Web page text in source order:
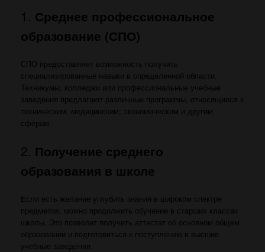
1. Среднее профессиональное
образование (СПО)
СПО предоставляет возможность получить
специализированные навыки в определенной области.
Техникумы, колледжи или профессиональные учебные
заведения предлагают различные программы, относящиеся к
техническим, медицинским, экономическим и другим
сферам.
2. Получение среднего
образования в школе
Если есть желание углубить знания в широком спектре
предметов, можно продолжить обучение в старших классах
школы. Это позволит получить аттестат об основном общем
образовании и подготовиться к поступлению в высшие
учебные заведения.